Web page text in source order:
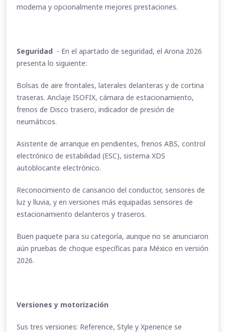
moderna y opcionalmente mejores prestaciones.
Seguridad - En el apartado de seguridad, el Arona 2026
presenta lo siguiente:
Bolsas de aire frontales, laterales delanteras y de cortina
traseras. Anclaje ISOFIX, cámara de estacionamiento,
frenos de Disco trasero, indicador de presión de
neumáticos.
Asistente de arranque en pendientes, frenos ABS, control
electrónico de estabilidad (ESC), sistema XDS
autoblocante electrónico.
Reconocimiento de cansancio del conductor, sensores de
luz y lluvia, y en versiones más equipadas sensores de
estacionamiento delanteros y traseros.
Buen paquete para su categoría, aunque no se anunciaron
aún pruebas de choque específicas para México en versión
2026.
Versiones y motorización
Sus tres versiones: Reference, Style y Xperience se